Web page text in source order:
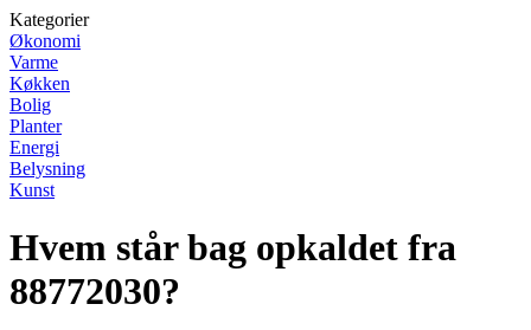
Kategorier
Økonomi
Varme
Køkken
Bolig
Planter
Energi
Belysning
Kunst
Hvem står bag opkaldet fra
88772030?